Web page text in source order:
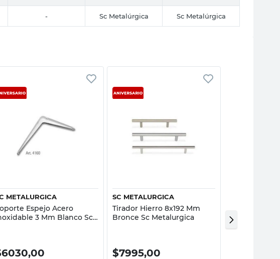
- Sc Metalúrgica Sc Metalúrgica
METALURGICA
Espejo Acero
3 Mm Blanco Sc
6030,00
SC METALURGICA
Tirador Hierro 8x192 Mm
Bronce Sc Metalurgica
$7995,00
Cromado Sc